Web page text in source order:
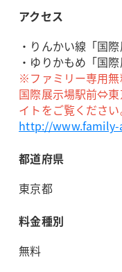
アクセス
・りんかい線「国
・ゆりかもめ「国
※ファミリー専用
国際展示場駅前⇔東
イトをご覧ください
http://
都道府県
東京都
料金種別
無料